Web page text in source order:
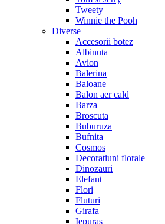
Tweety
Winnie the Pooh
Diverse
Accesorii botez
Albinuta
Avion
Balerina
Baloane
Balon aer cald
Barza
Broscuta
Buburuza
Bufnita
Cosmos
Decoratiuni florale
Dinozauri
Elefant
Flori
Fluturi
Girafa
Iepuras